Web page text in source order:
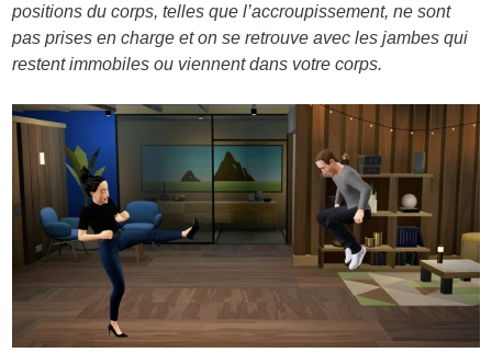
positions du corps, telles que l’accroupissement, ne sont
pas prises en charge et on se retrouve avec les jambes qui
restent immobiles ou viennent dans votre corps.